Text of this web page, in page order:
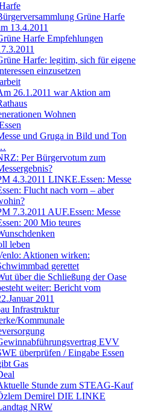
Grüne Harfe
13.4.2011
Harfe Empfehlungen
Harfe: legitim, sich für eigene
einzusetzen
26.1.2011 war Aktion am
Wohnen
und Gruga in Bild und Ton
Per Bürgervotum zum
4.3.2011 LINKE.Essen: Messe
Flucht nach vorn – aber
7.3.2011 AUF.Essen: Messe
200 Mio teures
leben
Aktionen wirken:
gerettet
über die Schließung der Oase
weiter: Bericht vom
2011
Infrastruktur
Kommunale
EVV
überprüfen / Eingabe Essen
Gas
Stunde zum STEAG-Kauf
Demirel DIE LINKE
NRW